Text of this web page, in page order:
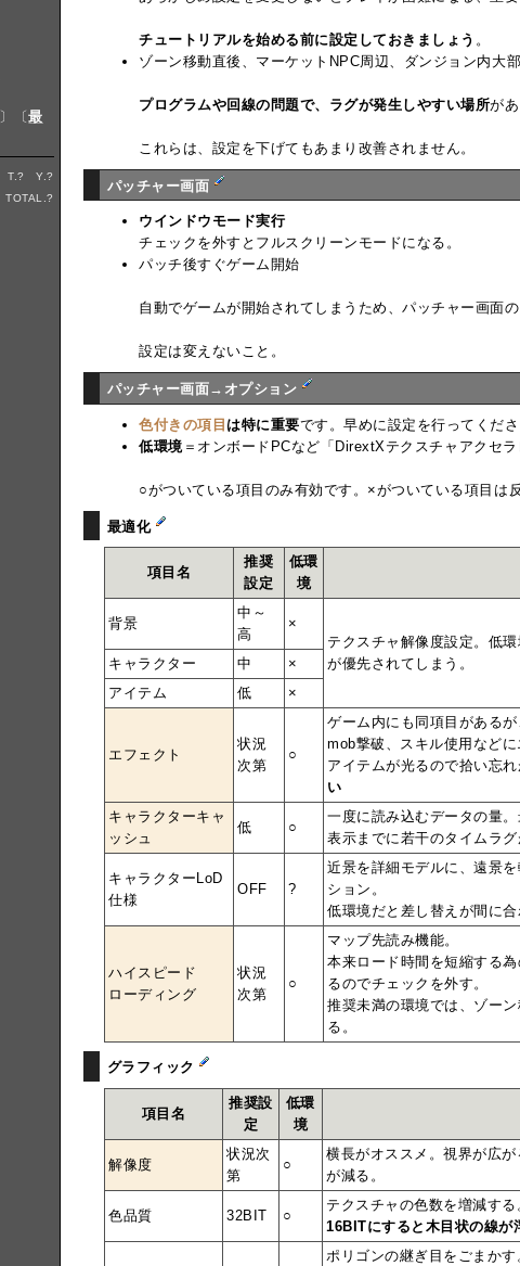
チュートリアルを始める前に設定しておきましょう 。
ゾーン移動直後、マーケットNPC周辺、ダンジョン内大部
プログラムや回線の問題で、ラグが発生しやすい場所があ
これらは、設定を下げてもあまり改善されません。
パッチャー画面
ウインドウモード実行
チェックを外すとフルスクリーンモードになる。
パッチ後すぐゲーム開始
自動でゲームが開始されてしまうため、パッチャー画面
設定は変えないこと。
パッチャー画面→オプション
色付きの項目 は特に重要です。早めに設定を行ってくだ
低環境 ＝オンボードPCなど「DirextXテクスチャアクセ
○がついている項目のみ有効です。×がついている項目は
最適化
項目名
推奨
設定
低環
境
背景
中～
高
×
テクスチャ解像度設定。低
が優先されてしまう。
キャラクター 中
×
アイテム
低 ×
エフェクト
状況
次第
○
ゲーム内にも同項目があるが
mob撃破、スキル使用などに
アイテムが光るので拾い忘れ
い
キャラクターキャ
ッシュ
低 ○
一度に読み込むデータの量
表示までに若干のタイムラ
キャラクターLoD
仕様
OFF ?
近景を詳細モデルに、遠景
ション。
低環境だと差し替えが間に
ハイスピード
ローディング
状況
次第
○
マップ先読み機能。
本来ロード時間を短縮する為
るのでチェックを外す。
推奨未満の環境では、ゾー
る。
グラフィック
項目名
推奨設
定
低環
境
解像度
状況次
第
○
横長がオススメ。視界が広
が減る。
色品質 32BIT ○
テクスチャの色数を増減する
16BITにすると木目状の線が
ポリゴンの継ぎ目をごまかす
〕〔最
T.? Y.?
TOTAL.?